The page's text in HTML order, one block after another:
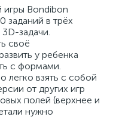
игры Bondibon
заданий в трёх
задачи.
своё
у ребенка
с формами.
легко взять с собой
от других игр
полей (верхнее и
нужно